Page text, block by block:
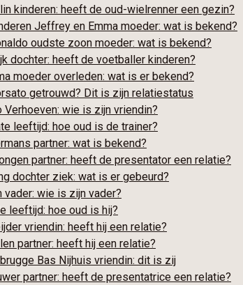
kinderen: heeft de oud-wielrenner een gezin?
Jeffrey en Emma moeder: wat is bekend?
oudste zoon moeder: wat is bekend?
dochter: heeft de voetballer kinderen?
moeder overleden: wat is er bekend?
getrouwd? Dit is zijn relatiestatus
Verhoeven: wie is zijn vriendin?
leeftijd: hoe oud is de trainer?
partner: wat is bekend?
partner: heeft de presentator een relatie?
dochter ziek: wat is er gebeurd?
wie is zijn vader?
leeftijd: hoe oud is hij?
vriendin: heeft hij een relatie?
partner: heeft hij een relatie?
Bas Nijhuis vriendin: dit is zij
partner: heeft de presentatrice een relatie?